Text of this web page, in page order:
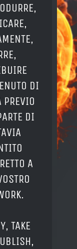
DI
PREVIO
DI
A
TAKE